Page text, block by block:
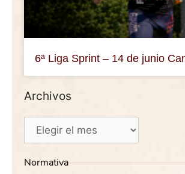
6ª Liga Sprint – 14 de junio
Archivos
Normativa